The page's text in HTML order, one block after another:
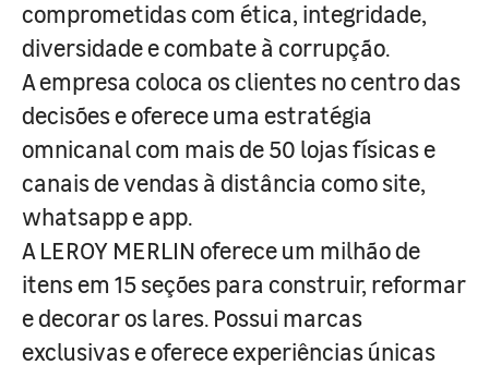
comprometidas com ética, integridade,
diversidade e combate à corrupção.
A empresa coloca os clientes no centro das
decisões e oferece uma estratégia
omnicanal com mais de 50 lojas físicas e
canais de vendas à distância como site,
whatsapp e app.
A LEROY MERLIN oferece um milhão de
itens em 15 seções para construir, reformar
e decorar os lares. Possui marcas
exclusivas e oferece experiências únicas